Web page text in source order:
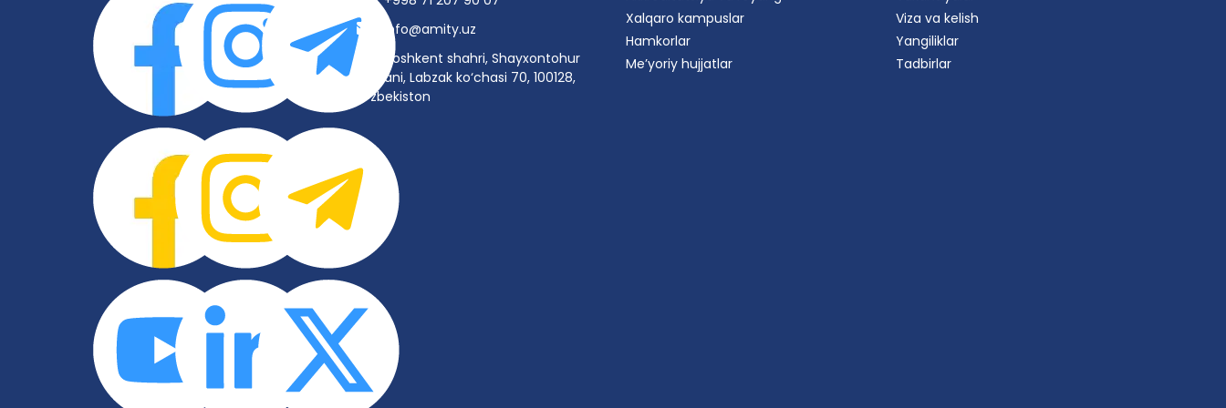
info@amity.uz
Toshkent shahri, Shayxontohur
tumani, Labzak ko‘chasi 70, 100128,
O‘zbekiston
Xalqaro kampuslar
Hamkorlar
Me’yoriy hujjatlar
Viza va kelish
Yangiliklar
Tadbirlar